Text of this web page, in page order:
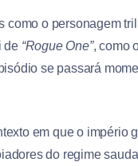
como o personagem
de “Rogue One”, como
se passará
em que o império
do regime